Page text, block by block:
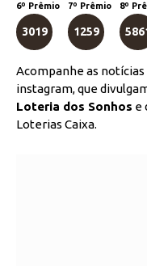
6º Prêmio
3019
7º Prêmio
1259
8º
Acompanhe as
instagram, que
Loteria dos Sonhos e
Loterias Caixa.